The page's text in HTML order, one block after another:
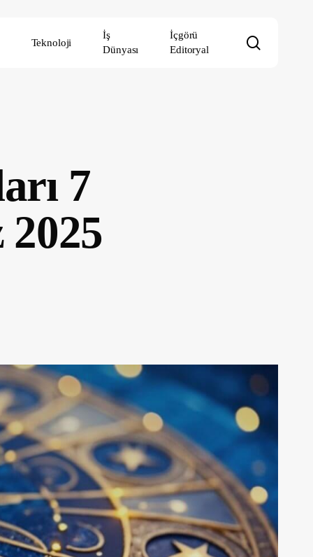
Teknoloji
İş
Dünyası
İçgörü
Editoryal
7
2025